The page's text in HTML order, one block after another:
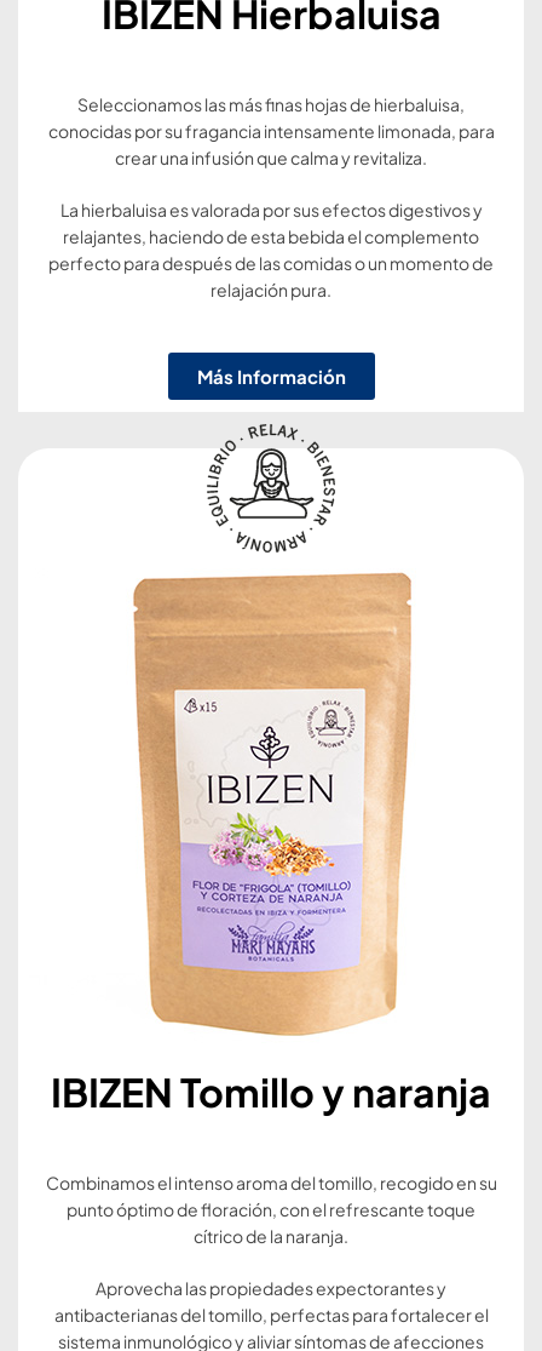
IBIZEN Hierbaluisa
Seleccionamos las más finas hojas de hierbaluisa,
conocidas por su fragancia intensamente limonada, para
crear una infusión que calma y revitaliza.
La hierbaluisa es valorada por sus efectos digestivos y
relajantes, haciendo de esta bebida el complemento
perfecto para después de las comidas o un momento de
relajación pura.
Más Información
IBIZEN Tomillo y naranja
Combinamos el intenso aroma del tomillo, recogido en su
punto óptimo de floración, con el refrescante toque
cítrico de la naranja.
Aprovecha las propiedades expectorantes y
antibacterianas del tomillo, perfectas para fortalecer el
sistema inmunológico y aliviar síntomas de afecciones